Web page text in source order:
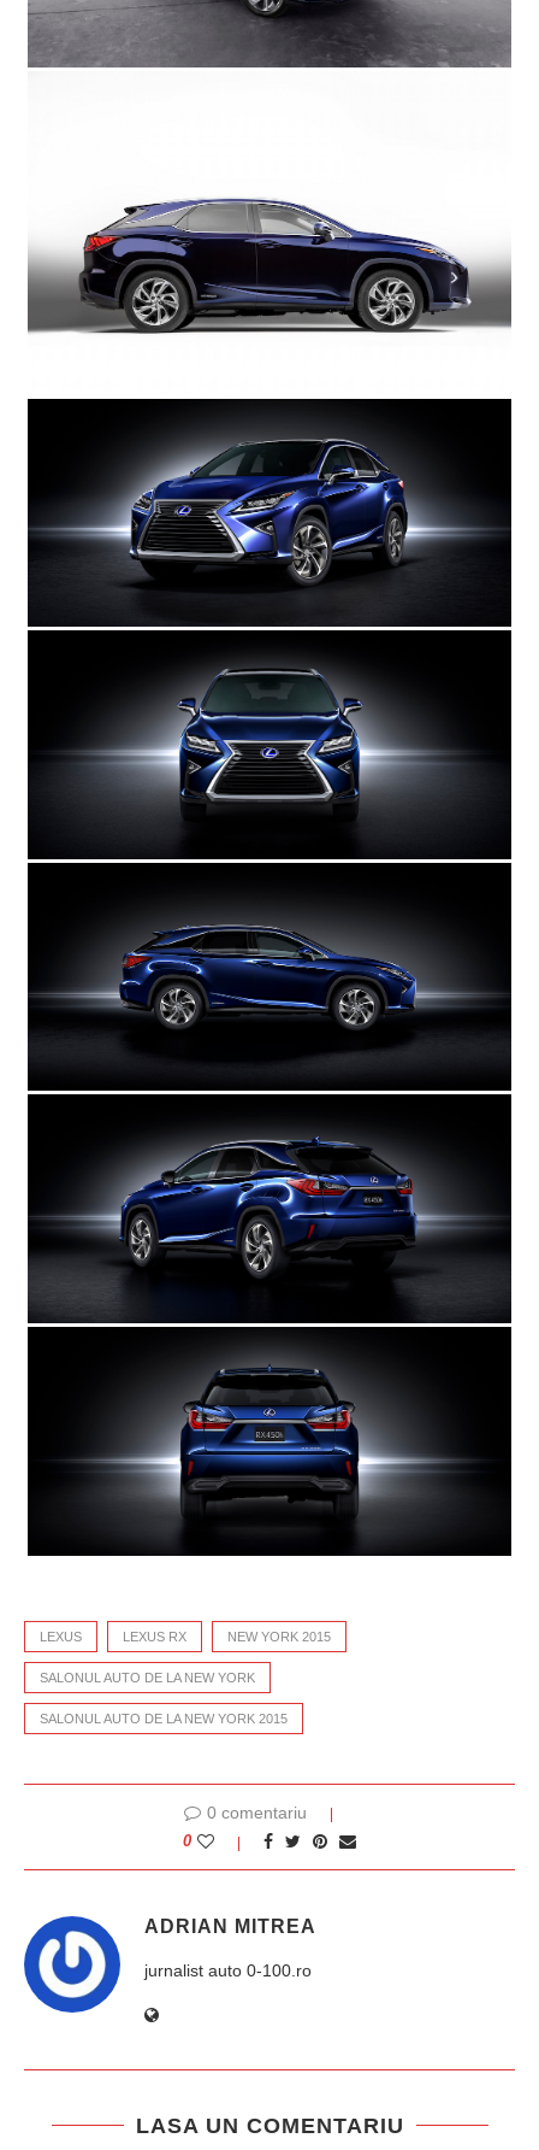
LEXUS LEXUS RX NEW YORK 2015
SALONUL AUTO DE LA NEW YORK
SALONUL AUTO DE LA NEW YORK 2015
0 comentariu
0
ADRIAN MITREA
jurnalist auto 0-100.ro
LASA UN COMENTARIU